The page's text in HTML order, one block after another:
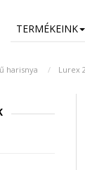
TERMÉKEINK
harisnya Lurex